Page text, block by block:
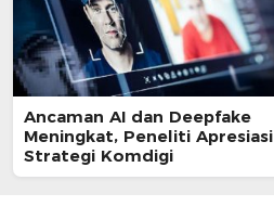
Ancaman AI dan Deepfake
Meningkat, Peneliti Apresiasi
Strategi Komdigi